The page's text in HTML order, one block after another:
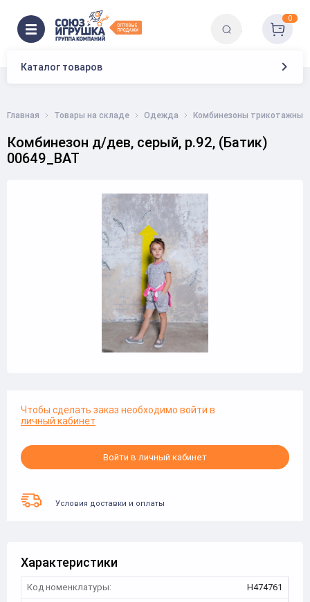
Каталог товаров
0
Главная Товары на складе Одежда Комбинезоны трикотажные
Комбинезон д/дев, серый, р.92, (Батик)
00649_BAT
Чтобы сделать заказ необходимо войти в
личный кабинет
Войти в личный кабинет
Условия доставки и оплаты
Характеристики
Код номенклатуры:
Н474761